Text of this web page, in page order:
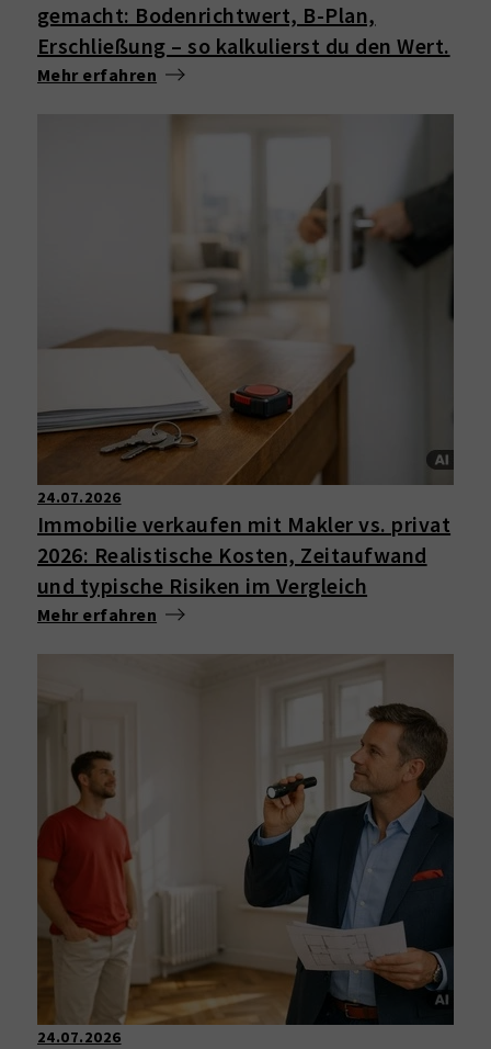
gemacht: Bodenrichtwert, B-Plan,
Erschließung – so kalkulierst du den Wert.
Mehr erfahren
24.07.2026
Immobilie verkaufen mit Makler vs. privat
2026: Realistische Kosten, Zeitaufwand
und typische Risiken im Vergleich
Mehr erfahren
24.07.2026